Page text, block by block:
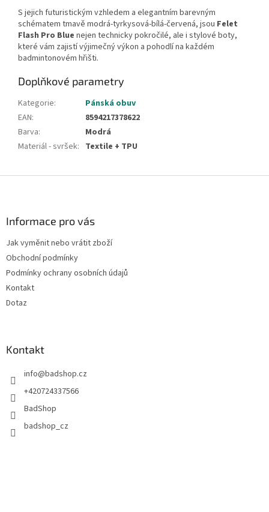
S jejich futuristickým vzhledem a elegantním barevným
schématem tmavě modrá-tyrkysová-bílá-červená, jsou Felet
Flash Pro Blue nejen technicky pokročilé, ale i stylové boty,
které vám zajistí výjimečný výkon a pohodlí na každém
badmintonovém hřišti.
Doplňkové parametry
Kategorie:
Pánská obuv
EAN:
8594217378622
Barva:
Modrá
Materiál - svršek: Textile + TPU
Informace pro vás
Jak vyměnit nebo vrátit zboží
Obchodní podmínky
Podmínky ochrany osobních údajů
Kontakt
Dotaz
Kontakt
info@badshop.cz
+420724337566
BadShop
badshop_cz